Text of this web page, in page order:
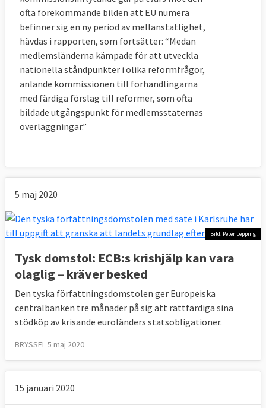
EU skulle bidra med 6,5 miljarder, IMF med
12,5 och Världsbanken med en miljard.
Låneprogrammet avslutades i november
2010. Då hade sammanlagt 14,2 miljarder
euro betalats ut, varav 5,5 miljarder från EU
och 8,7 från IMF. Världsbanken bidrog alltså
aldrig med lån till Ungern.
januari 2015 då Ungern hade betalat tillbaka
Lettland fick löfte omkrislån på 7,5
miljarder euro
från EU, IMF, Världsbanken
och närliggande länder, inklusive Sverige, i
december 2008. Bakgrunden var problem
spelade en stor roll
utlåning för konsumtion.
ofta förekommande bilden att EU numera
befinner sig en ny period av mellanstatlighet,
hävdas i rapporten, som fortsätter: “Medan
medlemsländerna kämpade för att utveckla
nationella ståndpunkter i olika reformfrågor,
anlände kommissionen till förhandlingarna
med färdiga förslag till reformer, som ofta
bildade utgångspunkt för medlemsstaternas
överläggningar.”
5 maj 2020
Bild: Peter Lepping
Tysk domstol: ECB:s krishjälp kan vara
olaglig – kräver besked
Den tyska författningsdomstolen ger Europeiska
centralbanken tre månader på sig att rättfärdiga sina
stödköp av krisande euroländers statsobligationer.
BRYSSEL 5 maj 2020
15 januari 2020